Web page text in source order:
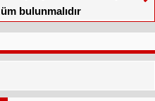
bulunmalıdır